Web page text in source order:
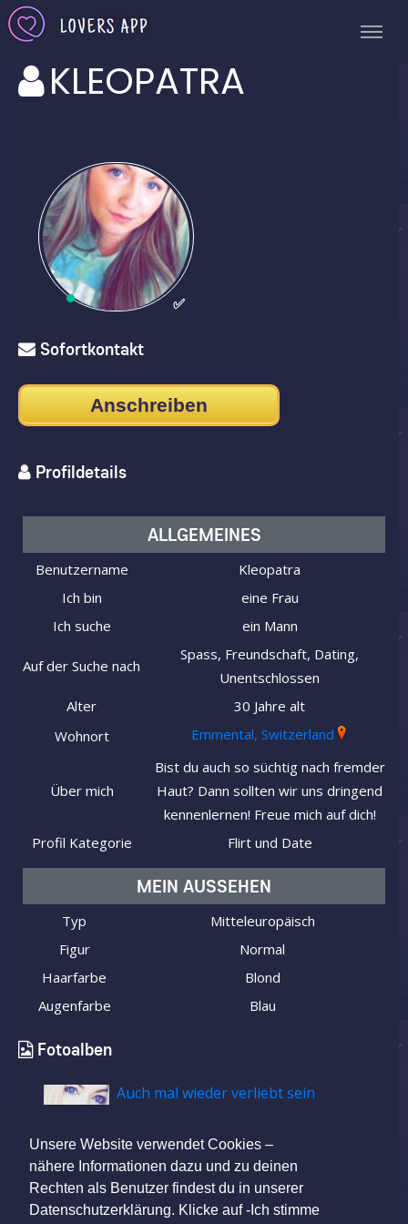
Unsere Website verwendet Cookies –
nähere Informationen dazu und zu deinen
Rechten als Benutzer findest du in unserer
Datenschutzerklärung. Klicke auf -Ich stimme
KLEOPATRA
✅
Sofortkontakt
Anschreiben
Profildetails
ALLGEMEINES
Benutzername
Kleopatra
Ich bin
eine Frau
Ich suche
ein Mann
Auf der Suche nach
Spass, Freundschaft, Dating,
Unentschlossen
Alter
30 Jahre alt
Wohnort
Emmental, Switzerland
Über mich
Bist du auch so süchtig nach fremder
Haut? Dann sollten wir uns dringend
kennenlernen! Freue mich auf dich!
Profil Kategorie
Flirt und Date
MEIN AUSSEHEN
Typ
Mitteleuropäisch
Figur
Normal
Haarfarbe
Blond
Augenfarbe
Blau
Fotoalben
Auch mal wieder verliebt sein